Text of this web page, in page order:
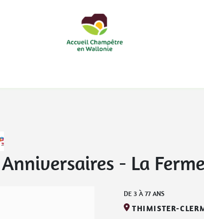
- La
DE 3 À77 ANS
THIMISTER-